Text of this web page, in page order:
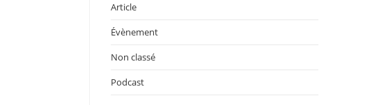
Article
Évènement
Non classé
Podcast